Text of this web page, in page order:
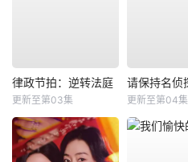
律政节拍：逆转法庭
更新至第03集 更新至第04集